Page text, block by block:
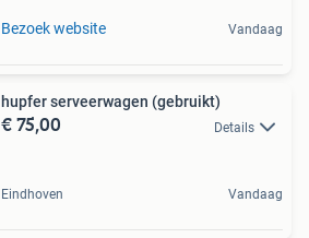
Bezoek website Vandaag
hupfer serveerwagen (gebruikt)
€ 75,00 Details
Eindhoven Vandaag